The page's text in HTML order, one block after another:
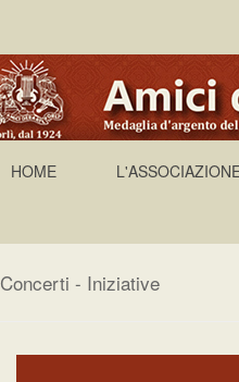
HOME
Concerti - Iniziative